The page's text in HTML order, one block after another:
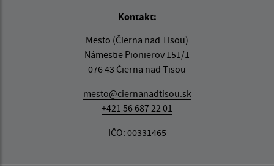
Kontakt:
Mesto (Čierna nad Tisou)
Námestie Pionierov 151/1
076 43 Čierna nad Tisou
mesto@ciernanadtisou.sk
+421 56 687 22 01
IČO: 00331465